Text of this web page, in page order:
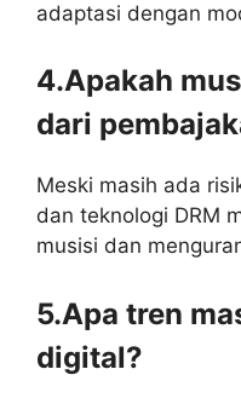
adaptasi dengan
4.Apakah
dari
Meski masih ada
dan teknologi DRM
musisi dan
5.Apa tren
digital?